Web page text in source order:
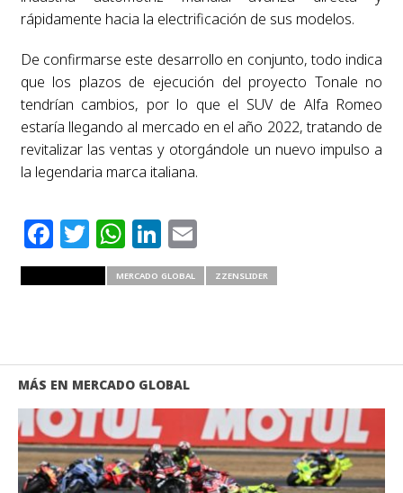
rápidamente hacia la electrificación de sus modelos.
De confirmarse este desarrollo en conjunto, todo indica
que los plazos de ejecución del proyecto Tonale no
tendrían cambios, por lo que el SUV de Alfa Romeo
estaría llegando al mercado en el año 2022, tratando de
revitalizar las ventas y otorgándole un nuevo impulso a
la legendaria marca italiana.
Facebook
Twitter
WhatsApp
LinkedIn
Email
MERCADO GLOBAL ZZENSLIDER
MÁS EN MERCADO GLOBAL